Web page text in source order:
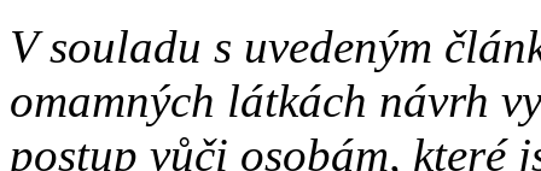
V souladu s uvedeným
omamných látkách návrh
postup vůči osobám, které